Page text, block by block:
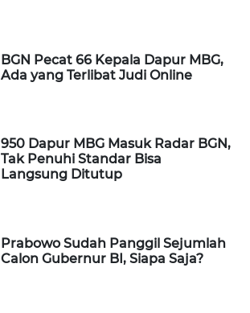
BGN Pecat 66 Kepala Dapur MBG,
Ada yang Terlibat Judi Online
950 Dapur MBG Masuk Radar BGN,
Tak Penuhi Standar Bisa
Langsung Ditutup
Prabowo Sudah Panggil Sejumlah
Calon Gubernur BI, Siapa Saja?